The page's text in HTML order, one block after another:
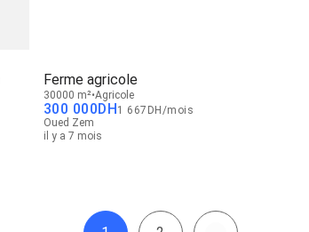
Ferme agricole
30000 m² Agricole
300 000DH1 667 DH /mois
Oued Zem
il y a 7 mois